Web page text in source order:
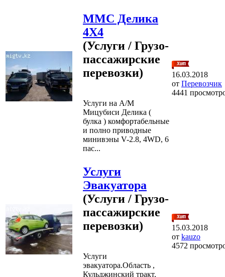
ММС Делика
4Х4
(Услуги / Грузо-
пассажирские
перевозки)
Услуги на А/М
Мицубиси Делика (
булка ) комфортабельные
и полно приводные
минивэны V-2.8, 4WD, 6
пас...
16.03.2018
от Перевозчик
4441
Услуги
Эвакуатора
(Услуги / Грузо-
пассажирские
перевозки)
Услуги
эвакуатора.Область ,
Кульджинский тракт,
15.03.2018
от kauzo
4572